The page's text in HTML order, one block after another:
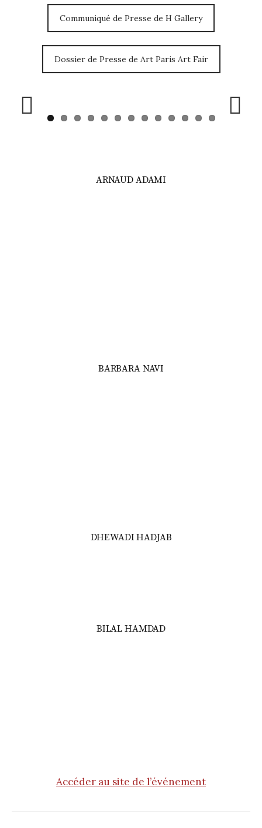
Communiqué de Presse de H Gallery
Dossier de Presse de Art Paris Art Fair
ARNAUD ADAMI
BARBARA NAVI
DHEWADI HADJAB
BILAL HAMDAD
Accéder au site de l’événement